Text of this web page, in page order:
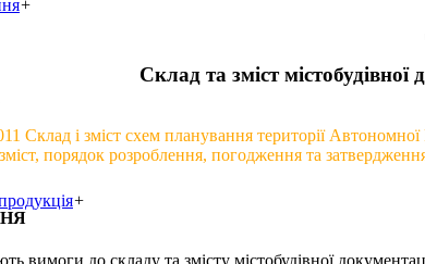
+
+
Склад та зміст
Склад і зміст схем планування території
порядок розроблення, погодження та
вимоги до складу та змісту містобудівної